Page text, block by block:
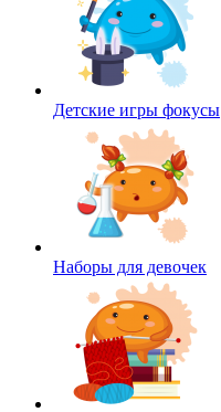
Детские игры фокусы
Наборы для девочек